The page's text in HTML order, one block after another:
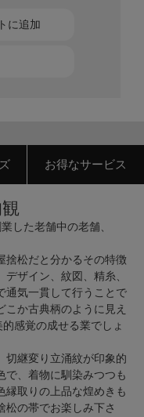
に追加
お得なサービス
した老舗中の老舗、
捨松だと分かるその特徴
ザイン、紋図、精糸、
通気一貫して行うことで
か古典柄のように見え
感覚の成せる業でしょ
切継変り立涌紋が印象的
で、着物に馴染みつつも
縁取りの上品な煌めきも
の帯でお楽しみ下さ